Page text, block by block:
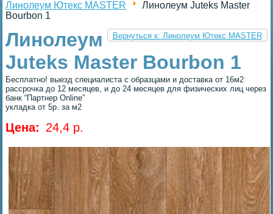
Линолеум Ютекс MASTER
Линолеум Juteks Master
Bourbon 1
Вернуться к: Линолеум Ютекс MASTER
Линолеум
Juteks Master Bourbon 1
Бесплатно! выезд специалиста с образцами и доставка от 16м2
рассрочка до 12 месяцев, и до 24 месяцев для физических лиц через
банк “Партнер Online”
укладка от 5р. за м2
Цена: 24,4 p.